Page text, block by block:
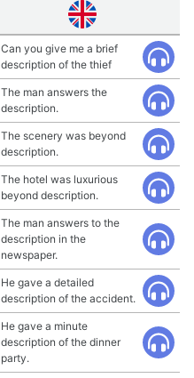
Can you give me a brief
description of the thief
The man answers the
description.
The scenery was beyond
description.
The hotel was luxurious
beyond description.
The man answers to the
description in the
newspaper.
He gave a detailed
description of the accident.
He gave a minute
description of the dinner
party.